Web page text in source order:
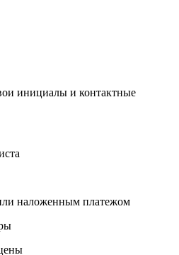
инициалы и контактные
наложенным платежом